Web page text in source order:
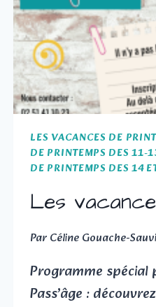
LES VACANCES DE
DE PRINTEMPS DES 11-
DE PRINTEMPS DES 14
Les
ParCéline Gouache-
Programme spécial
Pass’âge :